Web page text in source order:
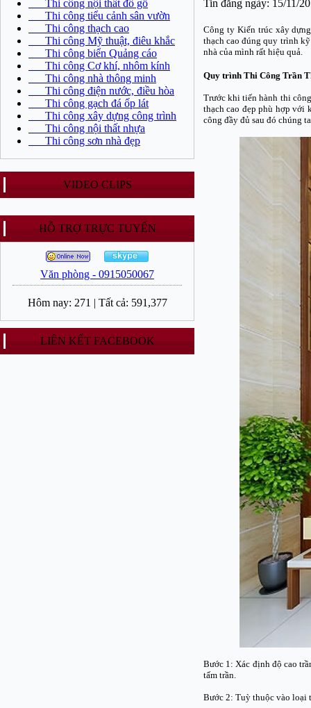
Thi công nội thất đồ gỗ
Thi công tiểu cảnh sân vườn
Thi công thạch cao
Thi công Mỹ thuật, điêu khắc
Thi công biển Quảng cáo
Thi công Cơ khí, nhôm kính
Thi công nhà thông minh
Thi công điện nước, điều hòa
Thi công gạch đá ốp lát
Thi công xây dựng công trình
Thi công nội thất nhựa
Thi công sơn nhà đẹp
VIDEO CLIPS
HỖ TRỢ TRỰC TUYẾN
Văn phòng - 0915050067
Hôm nay: 271 | Tất cả: 591,377
LIÊN KẾT FACEBOOK
Tin đăng ngày: 15/11/
Công ty Kiến trúc xây
thạch cao đúng quy trình
nhà của mình rất hiệu quả.
Quy trình Thi Công Trần
Trước khi tiến hành thi
thạch cao đẹp phù hợp với
công đầy đủ sau đó chúng
Bước 1: Xác định độ cao
tấm trần.
Bước 2: Tuỳ thuộc vào loại